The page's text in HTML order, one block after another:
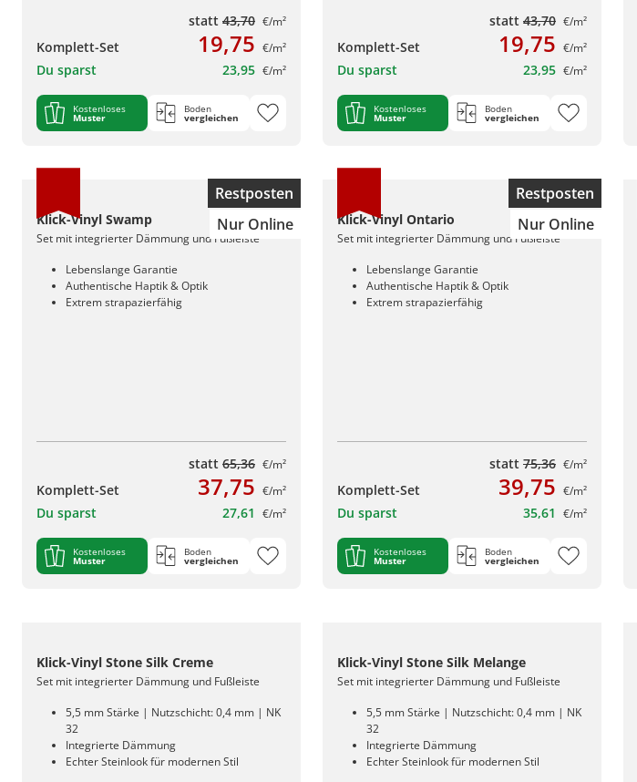
statt 43,70 €/m²
Komplett-Set 19,75 €/m²
Du sparst 23,95 €/m²
Kostenloses
Muster
Boden
vergleichen
statt 43,70 €/m²
Komplett-Set 19,75 €/m²
Du sparst 23,95 €/m²
Kostenloses
Muster
Boden
vergleichen
Restposten
Nur Online
Klick-Vinyl Swamp
Set mit integrierter Dämmung und Fußleiste
Lebenslange Garantie
Authentische Haptik & Optik
Extrem strapazierfähig
statt 65,36 €/m²
Komplett-Set 37,75 €/m²
Du sparst 27,61 €/m²
Kostenloses
Muster
Boden
vergleichen
Restposten
Nur Online
Klick-Vinyl Ontario
Set mit integrierter Dämmung und Fußleiste
Lebenslange Garantie
Authentische Haptik & Optik
Extrem strapazierfähig
statt 75,36 €/m²
Komplett-Set 39,75 €/m²
Du sparst 35,61 €/m²
Kostenloses
Muster
Boden
vergleichen
Klick-Vinyl Stone Silk Creme
Set mit integrierter Dämmung und Fußleiste
5,5 mm Stärke | Nutzschicht: 0,4 mm | NK
32
Integrierte Dämmung
Echter Steinlook für modernen Stil
Klick-Vinyl Stone Silk Melange
Set mit integrierter Dämmung und Fußleiste
5,5 mm Stärke | Nutzschicht: 0,4 mm | NK
32
Integrierte Dämmung
Echter Steinlook für modernen Stil